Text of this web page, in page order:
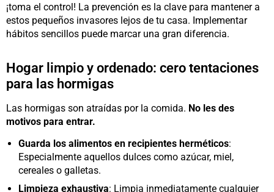
¡toma el control! La prevención es la clave para mantener a
estos pequeños invasores lejos de tu casa. Implementar
hábitos sencillos puede marcar una gran diferencia.
Hogar limpio y ordenado: cero tentaciones
para las hormigas
Las hormigas son atraídas por la comida. No les des
motivos para entrar.
Guarda los alimentos en recipientes herméticos:
Especialmente aquellos dulces como azúcar, miel,
cereales o galletas.
Limpieza exhaustiva: Limpia inmediatamente cualquier